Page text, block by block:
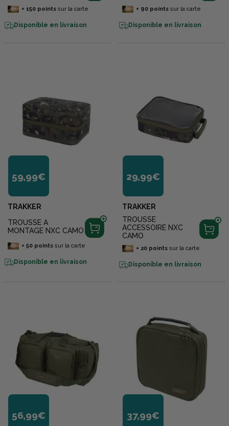
+ 150pointssur la carte
Disponible en livraison
+ 90pointssur la carte
Disponible en livraison
59,99€
TRAKKER
TROUSSE A
MONTAGE NXC CAMO
+ 50pointssur la carte
Disponible en livraison
29,99€
TRAKKER
TROUSSE
ACCESSOIRE NXC
CAMO
+ 20pointssur la carte
Disponible en livraison
56,99€ 37,99€